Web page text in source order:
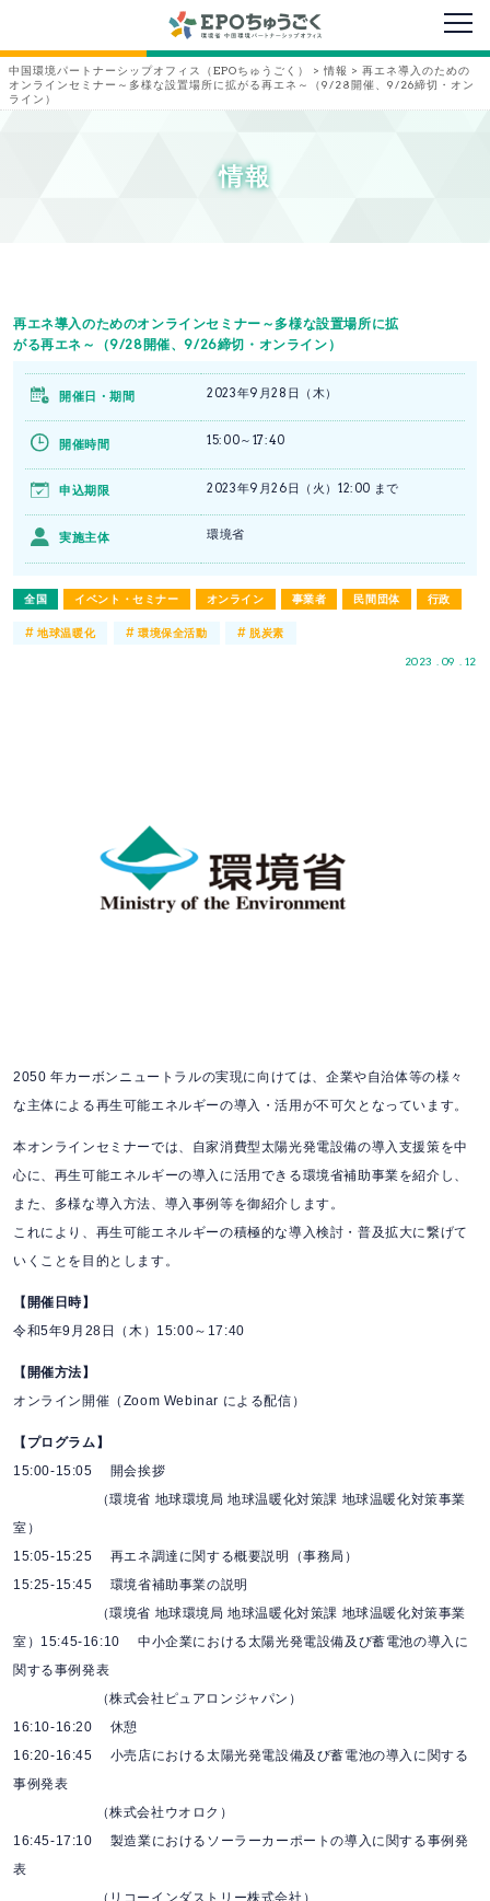
メニ
中国環境パートナーシップオフィス（EPOちゅうごく） > 情報 > 再エネ導入のための
オンラインセミナー～多様な設置場所に拡がる再エネ～（9/28開催、9/26締切・オン
ライン）
情報
再エネ導入のためのオンラインセミナー～多様な設置場所に拡
がる再エネ～（9/28開催、9/26締切・オンライン）
全国 イベント・セミナー オンライン 事業者 民間団体 行政
2023 . 09 . 12
開催日・期間 2023年9月28日（木）
開催時間 15:00～17:40
申込期限 2023年9月26日（火）12:00 まで
実施主体 環境省
#地球温暖化 # 環境保全活動 #脱炭素
2050 年カーボンニュートラルの実現に向けては、企業や自治体等の様々
な主体による再生可能エネルギーの導入・活用が不可欠となっています。
本オンラインセミナーでは、自家消費型太陽光発電設備の導入支援策を中
心に、再生可能エネルギーの導入に活用できる環境省補助事業を紹介し、
また、多様な導入方法、導入事例等を御紹介します。
これにより、再生可能エネルギーの積極的な導入検討・普及拡大に繋げて
いくことを目的とします。
【開催日時】
令和5年9月28日（木）15:00～17:40
【開催方法】
オンライン開催（Zoom Webinar による配信）
【プログラム】
15:00-15:05 開会挨拶
（環境省 地球環境局 地球温暖化対策課 地球温暖化対策事業
室）
15:05-15:25 再エネ調達に関する概要説明（事務局）
15:25-15:45 環境省補助事業の説明
（環境省 地球環境局 地球温暖化対策課 地球温暖化対策事業
室）15:45-16:10 中小企業における太陽光発電設備及び蓄電池の導入に
関する事例発表
（株式会社ピュアロンジャパン）
16:10-16:20 休憩
16:20-16:45 小売店における太陽光発電設備及び蓄電池の導入に関する
事例発表
（株式会社ウオロク）
16:45-17:10 製造業におけるソーラーカーポートの導入に関する事例発
表
（リコーインダストリー株式会社）